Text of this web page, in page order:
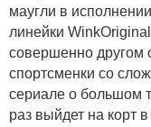
маугли в
линейки Wink
совершенно другом
спортсменки со
сериале о большом
раз выйдет на корт